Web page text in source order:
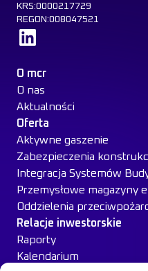
KRS:0000217729
REGON:008047521
O mcr
O nas
Aktualności
Oferta
Aktywne gaszenie
Zabezpieczenia
Integracja Systemów
Przemysłowe magazyny
Oddzielenia
Relacje inwestorskie
Raporty
Kalendarium